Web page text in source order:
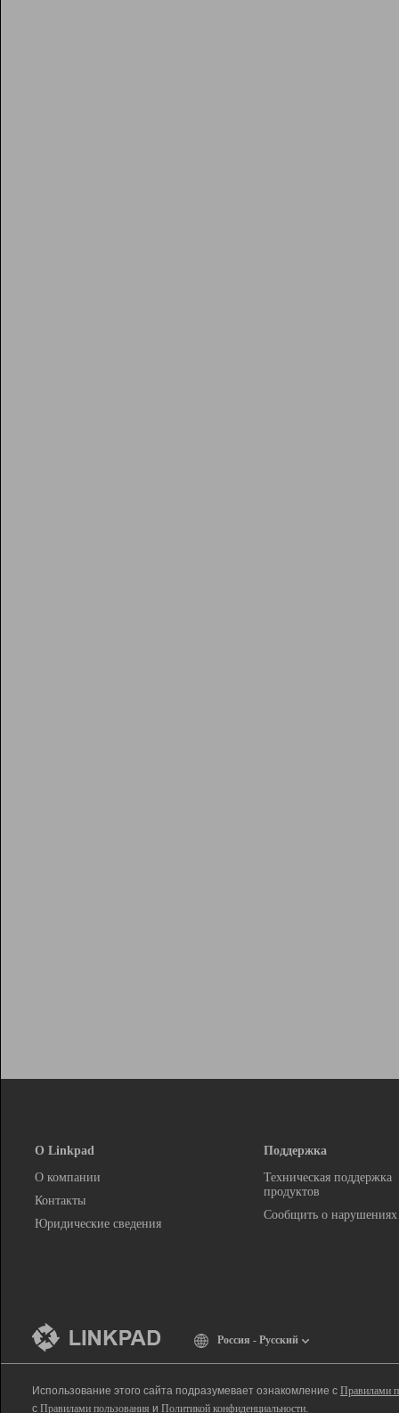
О Linkpad
О компании
Контакты
Юридические сведения
Поддержка
Техническая поддержка
продуктов
Сообщить о нарушениях
Россия - Русский
Использование этого сайта подразумевает ознакомление с Правилами
с Правилами пользования и Политикой конфиденциальности.